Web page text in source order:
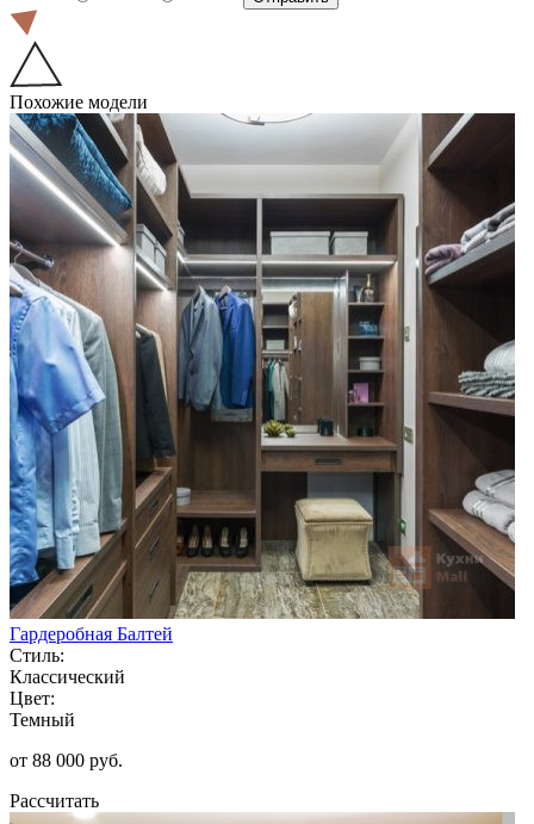
Похожие модели
Гардеробная Балтей
Стиль:
Классический
Цвет:
Темный
от 88 000 руб.
Рассчитать